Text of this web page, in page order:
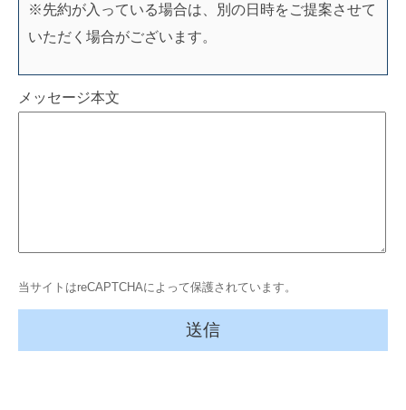
※先約が入っている場合は、別の日時をご提案させて
いただく場合がございます。
メッセージ本文
当サイトはreCAPTCHAによって保護されています。